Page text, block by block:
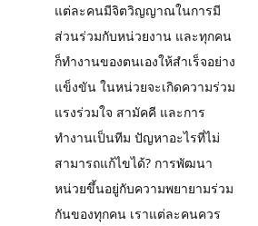
แต่ละคนมีจิตวิญญาณในการมี
ส่วนร่วมกับหน่วยงาน และทุกคน
ก็ทำงานของตนเองให้สำเร็จอย่าง
แข็งขัน ในหน่วยจะเกิดความร่วม
แรงร่วมใจ สามัคคี และการ
ทำงานเป็นทีม ปัญหาอะไรที่ไม่
สามารถแก้ไขได้? การพัฒนา
หน่วยขึ้นอยู่กับความพยายามร่วม
กันของทุกคน เราแต่ละคนควร